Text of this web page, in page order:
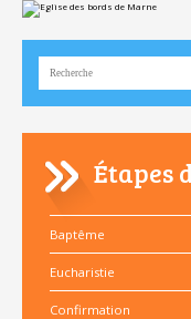
Aller
au
|
Aller
navigation
Outils
personnels
Étapes
Baptême
Eucharistie
Confirmation